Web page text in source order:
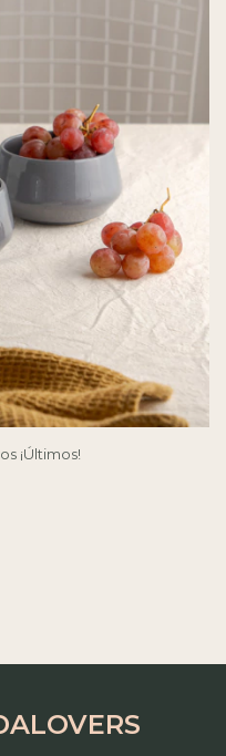
¡Últimos!